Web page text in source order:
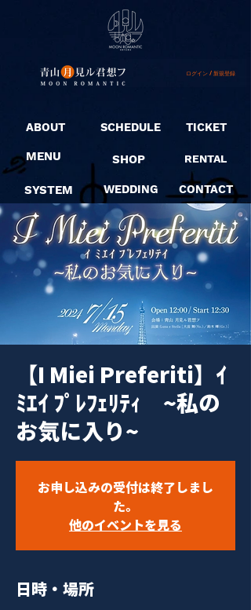
ログイン / 新規登録
ABOUT
MENU
SYSTEM
SCHEDULE
SHOP
WEDDING
TICKET
RENTAL
CONTACT
【I Miei Preferiti】ｲ
ﾐｴｲ ﾌﾟﾚﾌｪﾘﾃｨ ~私の
お気に入り~
お申し込みの受付は終了しまし
た。
他のイベントを見る
日時・場所